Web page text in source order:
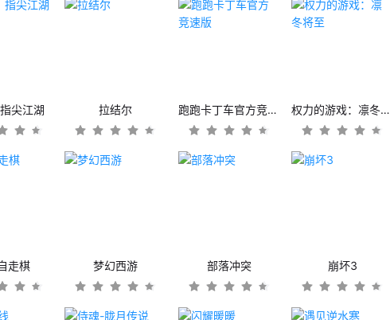
尖江湖 拉结尔 跑跑卡丁车官方竞速版 权力的游戏：凛冬将至
走棋 梦幻西游 部落冲突 崩坏3